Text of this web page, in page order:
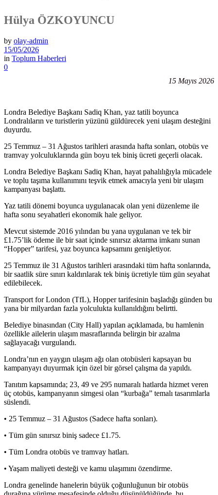
Hülya ÖZKOYUNCU
by olay-admin
15/05/2026
in Toplum Haberleri
0
15 Mayıs 2026
Londra Belediye Başkanı Sadiq Khan, yaz tatili boyunca
Londralıların ve turistlerin yüzünü güldürecek yeni ulaşım desteğini
duyurdu.
25 Temmuz – 31 Ağustos tarihleri arasında hafta sonları, otobüs ve
tramvay yolculuklarında gün boyu tek biniş ücreti geçerli olacak.
Londra Belediye Başkanı Sadiq Khan, hayat pahalılığıyla mücadele
ve toplu taşıma kullanımını teşvik etmek amacıyla yeni bir ulaşım
kampanyası başlattı.
Yaz tatili dönemi boyunca uygulanacak olan yeni düzenleme ile
hafta sonu seyahatleri ekonomik hale geliyor.
Mevcut sistemde 2016 yılından bu yana uygulanan ve tek bir
£1.75’lik ödeme ile bir saat içinde sınırsız aktarma imkanı sunan
“Hopper” tarifesi, yaz boyunca kapsamını genişletiyor.
25 Temmuz ile 31 Ağustos tarihleri arasındaki tüm hafta sonlarında,
bir saatlik süre sınırı kaldırılarak tek biniş ücretiyle tüm gün seyahat
edilebilecek.
Transport for London (TfL), Hopper tarifesinin başladığı günden bu
yana bir milyardan fazla yolculukta kullanıldığını belirtti.
Belediye binasından (City Hall) yapılan açıklamada, bu hamlenin
özellikle ailelerin ulaşım masraflarında belirgin bir azalma
sağlayacağı vurgulandı.
Londra’nın en yaygın ulaşım ağı olan otobüsleri kapsayan bu
kampanyayı duyurmak için özel bir görsel çalışma da yapıldı.
Tanıtım kapsamında; 23, 49 ve 295 numaralı hatlarda hizmet veren
üç otobüs, kampanyanın simgesi olan “kurbağa” temalı tasarımlarla
süslendi.
• 25 Temmuz – 31 Ağustos (Sadece hafta sonları).
• Tüm gün sınırsız biniş sadece £1.75.
• Tüm Londra otobüs ve tramvay hatları.
• Yaşam maliyeti desteği ve kamu ulaşımını özendirme.
Londra genelinde hanelerin büyük çoğunluğunun bir otobüs